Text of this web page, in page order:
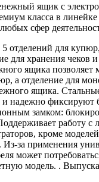
ящик с
класса в линейке
сфер
отделений для
для хранения чеков и
ящика позволяет
а отделение для
ящика.
и надежно
замком:
работу
кроме
за применения
может
модель. .